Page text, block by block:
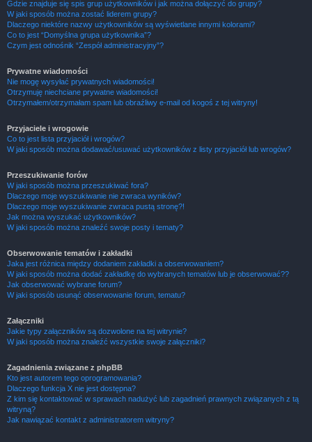
Gdzie znajduje się spis grup użytkowników i jak można dołączyć do grupy?
W jaki sposób można zostać liderem grupy?
Dlaczego niektóre nazwy użytkowników są wyświetlane innymi kolorami?
Co to jest “Domyślna grupa użytkownika”?
Czym jest odnośnik “Zespół administracyjny”?
Prywatne wiadomości
Nie mogę wysyłać prywatnych wiadomości!
Otrzymuję niechciane prywatne wiadomości!
Otrzymałem/otrzymałam spam lub obraźliwy e-mail od kogoś z tej witryny!
Przyjaciele i wrogowie
Co to jest lista przyjaciół i wrogów?
W jaki sposób można dodawać/usuwać użytkowników z listy przyjaciół lub wrogów?
Przeszukiwanie forów
W jaki sposób można przeszukiwać fora?
Dlaczego moje wyszukiwanie nie zwraca wyników?
Dlaczego moje wyszukiwanie zwraca pustą stronę?!
Jak można wyszukać użytkowników?
W jaki sposób można znaleźć swoje posty i tematy?
Obserwowanie tematów i zakładki
Jaka jest różnica między dodaniem zakładki a obserwowaniem?
W jaki sposób można dodać zakładkę do wybranych tematów lub je obserwować??
Jak obserwować wybrane forum?
W jaki sposób usunąć obserwowanie forum, tematu?
Załączniki
Jakie typy załączników są dozwolone na tej witrynie?
W jaki sposób można znaleźć wszystkie swoje załączniki?
Zagadnienia związane z phpBB
Kto jest autorem tego oprogramowania?
Dlaczego funkcja X nie jest dostępna?
Z kim się kontaktować w sprawach nadużyć lub zagadnień prawnych związanych z tą
witryną?
Jak nawiązać kontakt z administratorem witryny?